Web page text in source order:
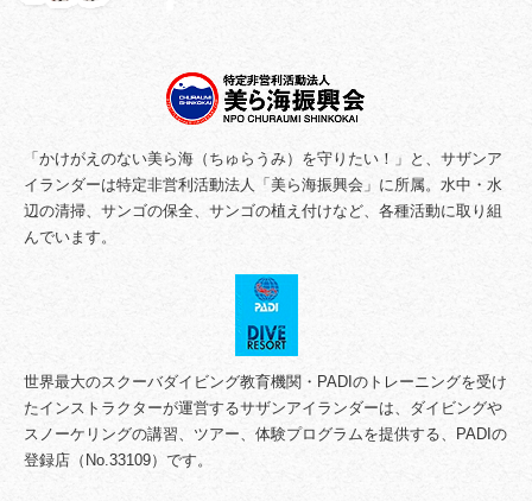
「かけがえのない美ら海（ちゅらうみ）を守りたい！」と、サザンア
イランダーは特定非営利活動法人「美ら海振興会」に所属。水中・水
辺の清掃、サンゴの保全、サンゴの植え付けなど、各種活動に取り組
んでいます。
世界最大のスクーバダイビング教育機関・PADIのトレーニングを受け
たインストラクターが運営するサザンアイランダーは、ダイビングや
スノーケリングの講習、ツアー、体験プログラムを提供する、PADIの
登録店（No.33109）です。